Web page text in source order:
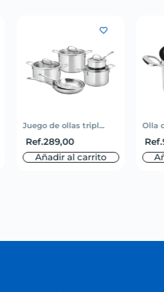
Juego de ollas tripl...
Ref.289,00
Añadir al carrito
Olla
Ref.